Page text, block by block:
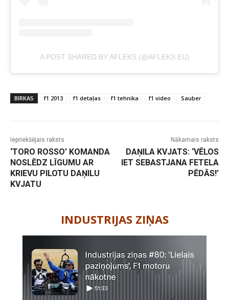
A POST SHARED BY AFLEKS (@AFLEKS.EU)
BIRKAS f1 2013 f1 detaļas f1 tehnika f1 video Sauber
Iepriekšējais raksts
‘TORO ROSSO’ KOMANDA
NOSLĒDZ LĪGUMU AR
KRIEVU PILOTU DAŅILU
KVJATU
Nākamais raksts
DAŅILA KVJATS: ‘VĒLOS
IET SEBASTJANA FETELA
PĒDĀS!’
INDUSTRIJAS ZIŅAS